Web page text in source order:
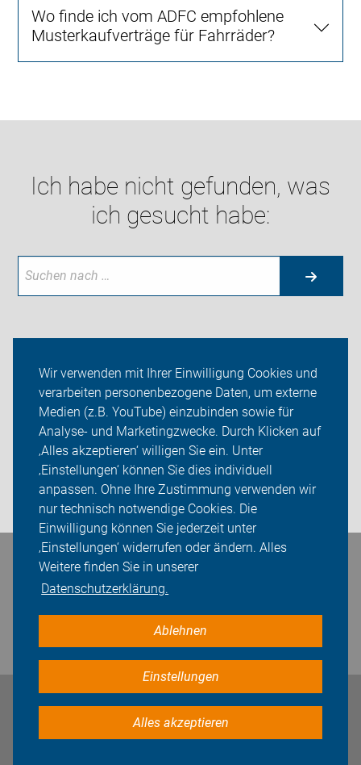
Wir verwenden mit Ihrer Einwilligung Cookies und
verarbeiten personenbezogene Daten, um externe
Medien (z.B. YouTube) einzubinden sowie für
Analyse- und Marketingzwecke. Durch Klicken auf
‚Alles akzeptieren‘ willigen Sie ein. Unter
‚Einstellungen‘ können Sie dies individuell
anpassen. Ohne Ihre Zustimmung verwenden wir
nur technisch notwendige Cookies. Die
Einwilligung können Sie jederzeit unter
‚Einstellungen‘ widerrufen oder ändern. Alles
Weitere finden Sie in unserer
Datenschutzerklärung.
Ablehnen
Einstellungen
Alles akzeptieren
Wo finde ich vom ADFC empfohlene
Musterkaufverträge für Fahrräder?
Ich habe nicht gefunden, was
ich gesucht habe:
ADFC Salzgitter
Touren
Sei dabei
Login
Bleiben Sie in Kontakt